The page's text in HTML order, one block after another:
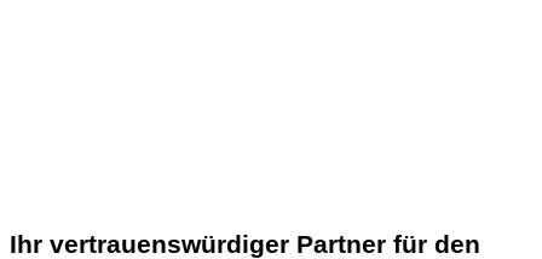
Ihr vertrauenswürdiger Partner für den